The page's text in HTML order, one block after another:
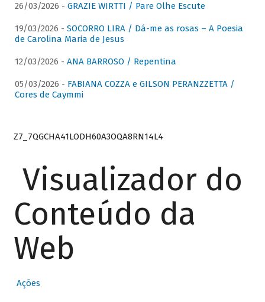
26/03/2026 - GRAZIE WIRTTI / Pare Olhe Escute
19/03/2026 - SOCORRO LIRA / Dá-me as rosas – A Poesia
de Carolina Maria de Jesus
12/03/2026 - ANA BARROSO / Repentina
05/03/2026 - FABIANA COZZA e GILSON PERANZZETTA /
Cores de Caymmi
Z7_7QGCHA41LODH60A3OQA8RN14L4
Visualizador do
Conteúdo da
Web
Ações